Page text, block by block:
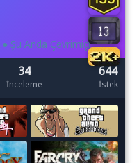
● Şu Anda Çevrimiçi
34
İnceleme
644
İstek